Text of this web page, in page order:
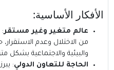
الأفكار الأساسية:
عالم متغير وغير مستقر:
من الاختلال وعدم الاستقرار،
والبيئية والاجتماعية بشكل
الحاجة للتعاون الدولي: